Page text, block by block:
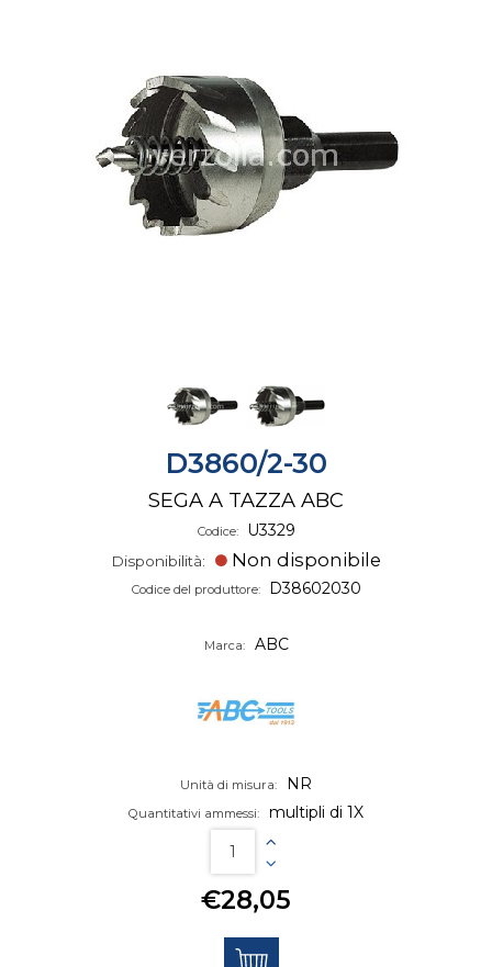
D3860/2-30
SEGA A TAZZA ABC
Codice: U3329
Disponibilità: Non disponibile
Codice del produttore: D38602030
Marca: ABC
Unità di misura: NR
Quantitativi ammessi: multipli di 1X
€28,05